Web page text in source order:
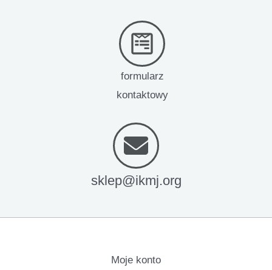
formularz
kontaktowy
sklep@ikmj.org
Moje konto